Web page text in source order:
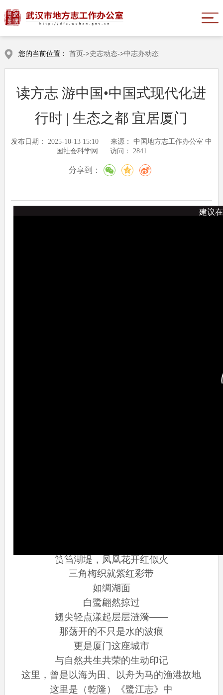
您的当前位置： 首页->史志动态->中志办动态
读方志 游中国•中国式现代化进
行时 | 生态之都 宜居厦门
发布日期： 2025-10-13 15:10 来源： 中国地方志工作办公室 中
国社会科学网
访问： 2841
分享到：
筼筜湖堤，凤凰花开红似火
三角梅织就紫红彩带
如绸湖面
白鹭翩然掠过
翅尖轻点漾起层层涟漪——
那荡开的不只是水的波痕
更是厦门这座城市
与自然共生共荣的生动印记
这里，曾是以海为田、以舟为马的渔港故地
这里是（乾隆）《鹭江志》中